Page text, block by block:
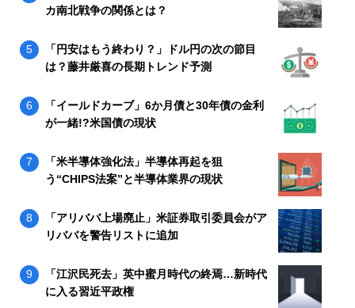
カ南北戦争の関係とは？
「円安はもう終わり？」ドル円の次の節目
は？藤井厳喜の長期トレンド予測
「イールドカーブ」6か月債と30年債の金利
が一緒!?米国債の現状
「米半導体強化法」半導体再起を狙
う“CHIPS法案”と半導体業界の現状
「アリババ上場廃止」米証券取引委員会がア
リババを警告リストに追加
「江沢民死去」英中蜜月時代の終焉…新時代
に入る習近平政権